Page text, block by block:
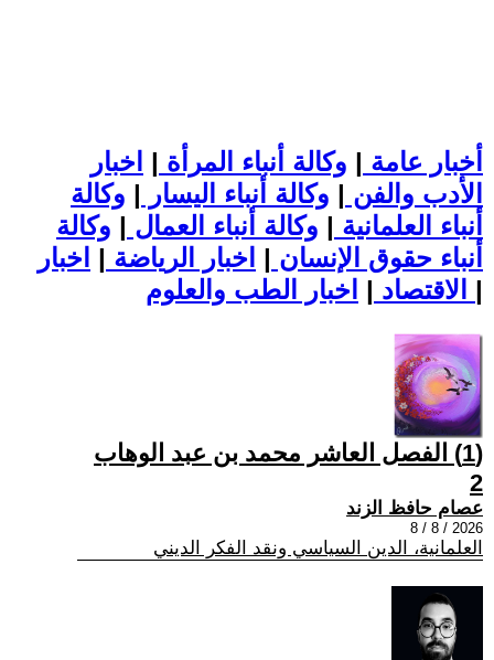
أخبار عامة | وكالة أنباء المرأة | اخبار
الأدب والفن | وكالة أنباء اليسار | وكالة
أنباء العلمانية | وكالة أنباء العمال | وكالة
أنباء حقوق الإنسان | اخبار الرياضة | اخبار
الاقتصاد | |
(1) الفصل العاشر محمد بن عبد الوهاب
2
عصام حافظ الزند
2026 / 8 / 8
العلمانية، الدين السياسي ونقد الفكر الديني